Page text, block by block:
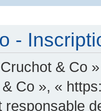
-
& Co
Co », «
responsable